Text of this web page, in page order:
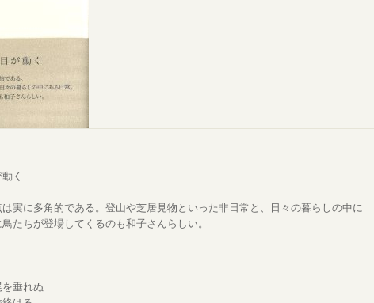
く
実に多角的である。登山や芝居見物といった非日常と、日々の暮らしの中に
たちが登場してくるのも和子さんらしい。
垂れぬ